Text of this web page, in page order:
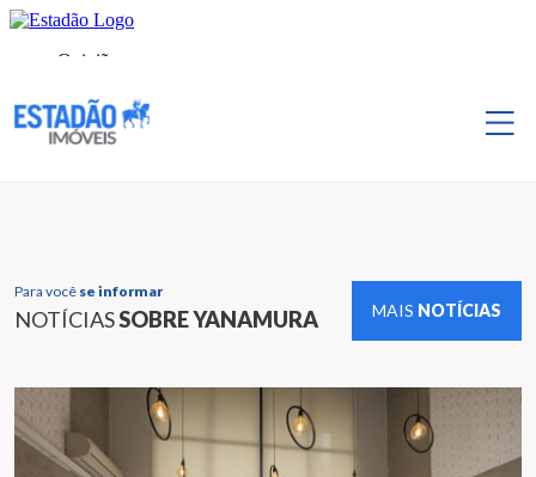
Para você se informar
NOTÍCIASSOBRE YANAMURA MAIS NOTÍCIAS